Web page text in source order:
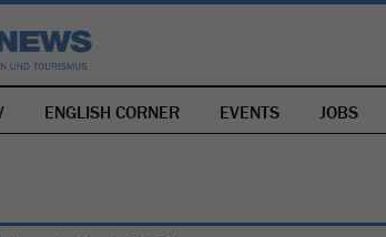
ENGLISH CORNER EVENTS JOBS